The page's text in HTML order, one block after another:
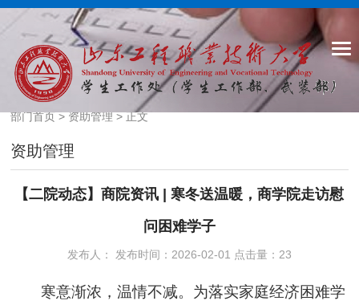
部门首页>资助管理> 正文
资助管理
【二院动态】商院资讯 | 寒冬送温暖，商学院走访慰
问困难学子
发布人： 发布时间：2026-02-01 点击量： 23
寒意渐浓，温情不减。为落实家庭经济困难学